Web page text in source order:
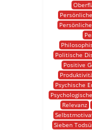
Politische
Positive
Psychische
Relevanz
Sieben